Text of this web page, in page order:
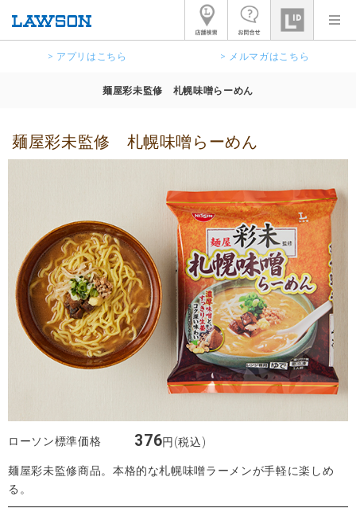
> アプリはこちら > メルマガはこちら
麺屋彩未監修 札幌味噌らーめん
麺屋彩未監修 札幌味噌らーめん
ローソン標準価格 376円(税込)
麺屋彩未監修商品。本格的な札幌味噌ラーメンが手軽に楽しめ
る。